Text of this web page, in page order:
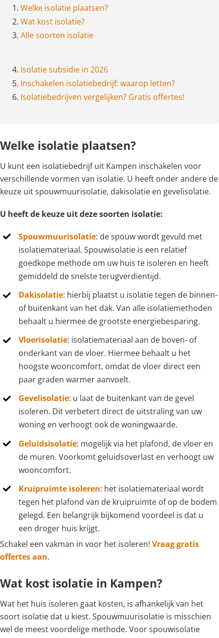
1. Welke isolatie plaatsen?
2. Wat kost isolatie?
3. Alle soorten isolatie
4. Isolatie subsidie in 2026
5. Inschakelen isolatiebedrijf: waarop letten?
6. Isolatiebedrijven vergelijken? Gratis offertes!
Welke isolatie plaatsen?
U kunt een isolatiebedrijf uit Kampen inschakelen voor
verschillende vormen van isolatie. U heeft onder andere de
keuze uit spouwmuurisolatie, dakisolatie en gevelisolatie.
U heeft de keuze uit deze soorten isolatie:
Spouwmuurisolatie: de spouw wordt gevuld met
isolatiemateriaal. Spouwisolatie is een relatief
goedkope methode om uw huis te isoleren en heeft
gemiddeld de snelste terugverdientijd.
Dakisolatie: hierbij plaatst u isolatie tegen de binnen-
of buitenkant van het dak. Van alle isolatiemethoden
behaalt u hiermee de grootste energiebesparing.
Vloerisolatie: isolatiemateriaal aan de boven- of
onderkant van de vloer. Hiermee behaalt u het
hoogste wooncomfort, omdat de vloer direct een
paar graden warmer aanvoelt.
Gevelisolatie: u laat de buitenkant van de gevel
isoleren. Dit verbetert direct de uitstraling van uw
woning en verhoogt ook de woningwaarde.
Geluidsisolatie: mogelijk via het plafond, de vloer en
de muren. Voorkomt geluidsoverlast en verhoogt uw
wooncomfort.
Kruipruimte isoleren: het isolatiemateriaal wordt
tegen het plafond van de kruipruimte of op de bodem
gelegd. Een belangrijk bijkomend voordeel is dat u
een droger huis krijgt.
Schakel een vakman in voor het isoleren! Vraag gratis
offertes aan.
Wat kost isolatie in Kampen?
Wat het huis isoleren gaat kosten, is afhankelijk van het
soort isolatie dat u kiest. Spouwmuurisolatie is misschien
wel de meest voordelige methode. Voor spouwisolatie